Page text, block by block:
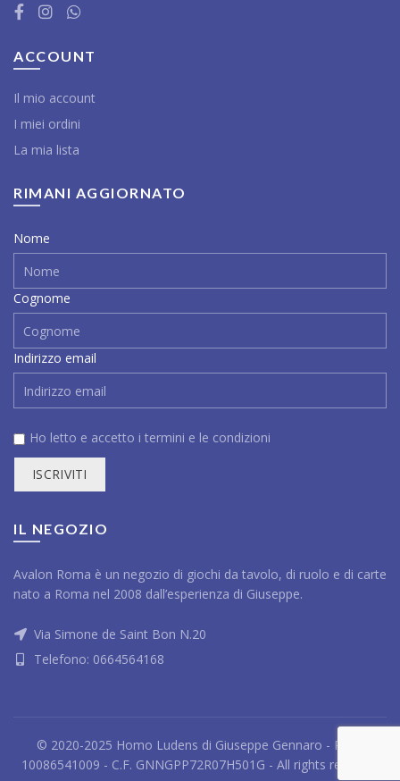
ACCOUNT
Il mio account
I miei ordini
La mia lista
RIMANI AGGIORNATO
Nome
Cognome
Indirizzo email
Ho letto e accetto i termini e le condizioni
IL NEGOZIO
Avalon Roma è un negozio di giochi da tavolo, di ruolo e di carte
nato a Roma nel 2008 dall’esperienza di Giuseppe.
Via Simone de Saint Bon N.20
Telefono: 0664564168
© 2020-2025 Homo Ludens di Giuseppe Gennaro - P.IVA
10086541009 - C.F. GNNGPP72R07H501G - All rights reserved